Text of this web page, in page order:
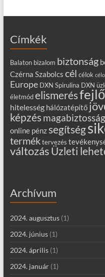
Címkék
Balaton bizalom biztonság
Czérna Szabolcs cél célok
Europe DXN Spirulina DXN
életmód elismerés
hitelesség hálózatépítő
képzésmagabiztosság
online pénz segítség
termék tervezés
változás Üzleti
Archívum
2024. augusztus(1)
2024. június(1)
2024. április(1)
2024. január(1)